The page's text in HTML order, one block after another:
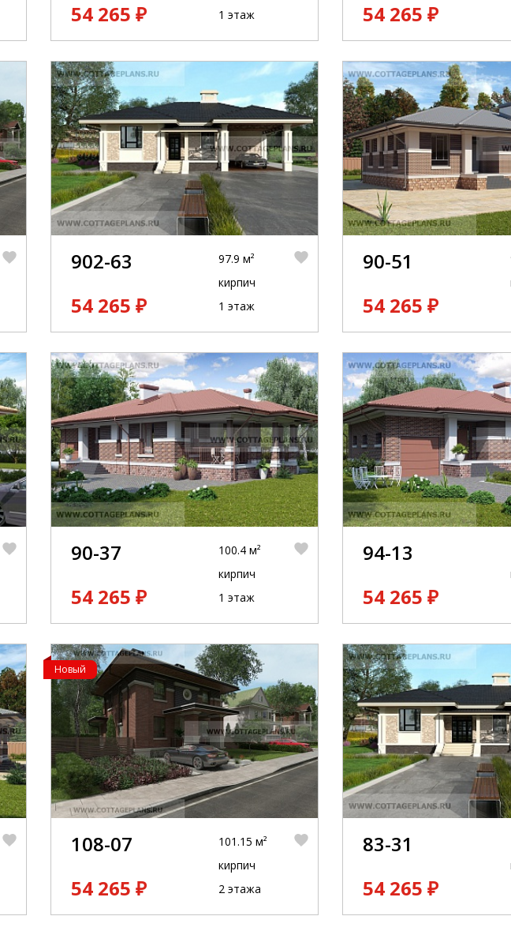
54 265 ₽
1 этаж
54 265 ₽
902-63
54 265 ₽
97.9 м²
кирпич
1 этаж
90-51
54 265 ₽
90-37
54 265 ₽
100.4 м²
кирпич
1 этаж
94-13
54 265 ₽
Новый
108-07
54 265 ₽
101.15 м²
кирпич
2 этажа
83-31
54 265 ₽